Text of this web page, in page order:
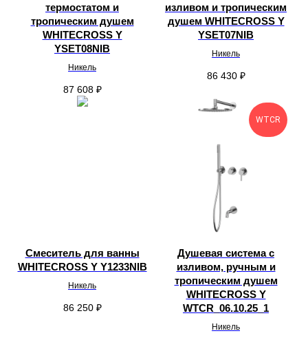
термостатом и
тропическим душем
WHITECROSS Y
YSET08NIB
Никель
87 608 ₽
изливом и тропическим
душем WHITECROSS Y
YSET07NIB
Никель
86 430 ₽
Смеситель для ванны
WHITECROSS Y Y1233NIB
Никель
86 250 ₽
WTCR
Душевая система с
изливом, ручным и
тропическим душем
WHITECROSS Y
WTCR_06.10.25_1
Никель